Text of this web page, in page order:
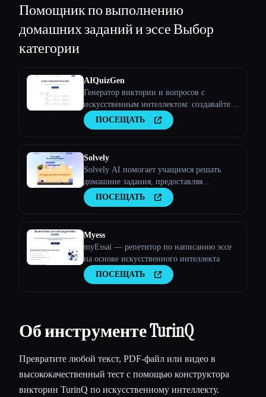
Помощник по выполнению
домашних заданий и эссеВыбор
категории
AIQuizGen
Генератор викторин и вопросов с
искусственным интеллектом: создавайте
разнообразные высококачественные тесты
за считанные минуты. Наш генератор
персонализированные и безошибочные
оценки, п
ПОСЕЩАТЬ
Solvely
Solvely AI помогает учащимся решать
домашние задания, предоставляя
пошаговые объяснения по таким
предметам, как математика, естественные
обучения.
ПОСЕЩАТЬ
Myess
myEssai — репетитор по написанию эссе
на основе искусственного интеллекта
ПОСЕЩАТЬ
Об инструменте TurinQ
Превратите любой текст, PDF-файл или видео в
высококачественный тест с помощью конструктора
викторин TurinQ по искусственному интеллекту.